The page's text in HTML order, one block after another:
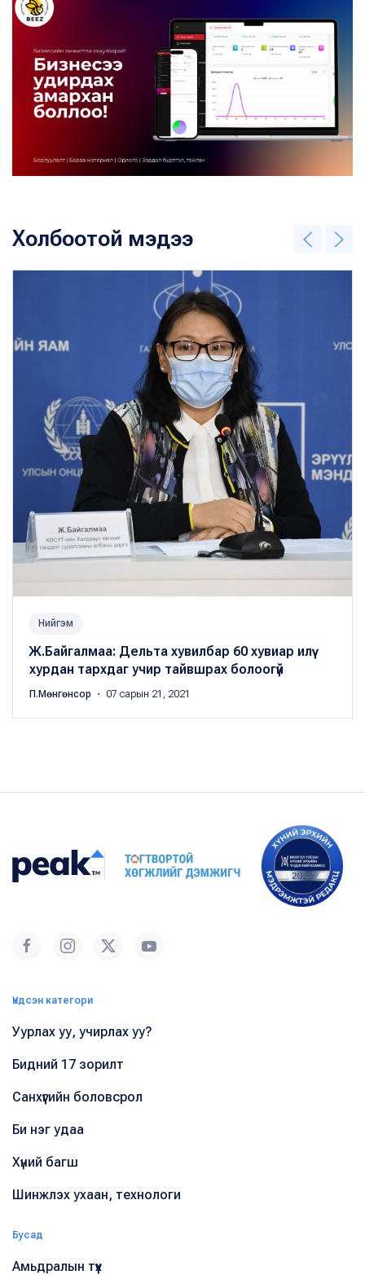
Холбоотой мэдээ
Нийгэм
Ж.Байгалмаа: Дельта хувилбар 60 хувиар илүү
хурдан тархдаг учир тайвшрах болоогүй
П.Мөнгөнсор ・ 07 сарын 21, 2021
Үндсэн категори
Уурлах уу, учирлах уу?
Бидний 17 зорилт
Санхүүгийн боловсрол
Би нэг удаа
Хүний багш
Шинжлэх ухаан, технологи
Бусад
Амьдралын түүх